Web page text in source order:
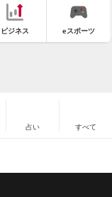
ビジネス eスポーツ
占い すべて